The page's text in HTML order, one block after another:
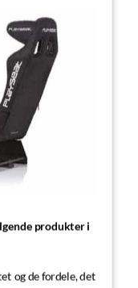
produkter i
og de fordele, det